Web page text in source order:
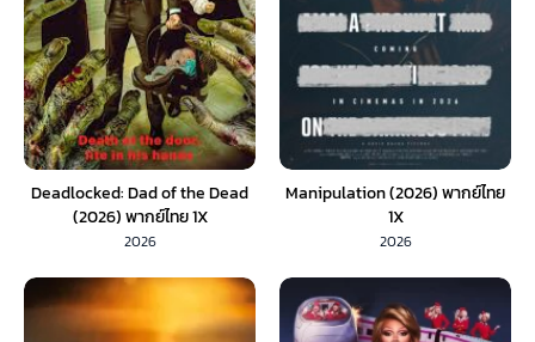
Deadlocked: Dad of the Dead
(2026) พากย์ไทย 1X
2026
Manipulation (2026) พากย์ไทย
1X
2026